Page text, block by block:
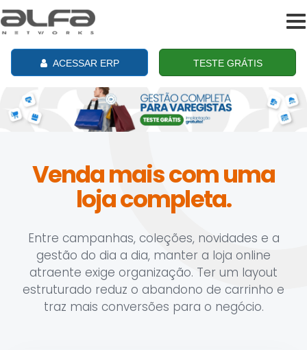
ACESSAR ERP TESTE GRÁTIS
Venda mais com uma
loja completa.
Entre campanhas, coleções, novidades e a
gestão do dia a dia, manter a loja online
atraente exige organização. Ter um layout
estruturado reduz o abandono de carrinho e
traz mais conversões para o negócio.